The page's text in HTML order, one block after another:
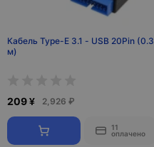
Кабель Type-E 3.1 - USB 20Pin (0.3
м)
209 ¥ 2,926 ₽
11
оплачено